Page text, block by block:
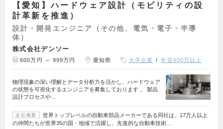
【愛知】ハードウェア設計（モビリティの設
計革新を推進）
設計・開発エンジニア（その他、電気・電子・半導
体）
株式会社デンソー
600万円 ～ 999万円 愛知県 大手企業 年収600万以上
物理現象の深い理解とデータ分析力を活かし、ハードウェア
の状態を可視化するエンジニアを募集しております 。 製品
設計プロセスや…
会社概要
世界トップレベルの自動車部品メーカーである同社は、17万人以上
の仲間たちが世界35の国・地域で活躍し、先進的な自動車技術…